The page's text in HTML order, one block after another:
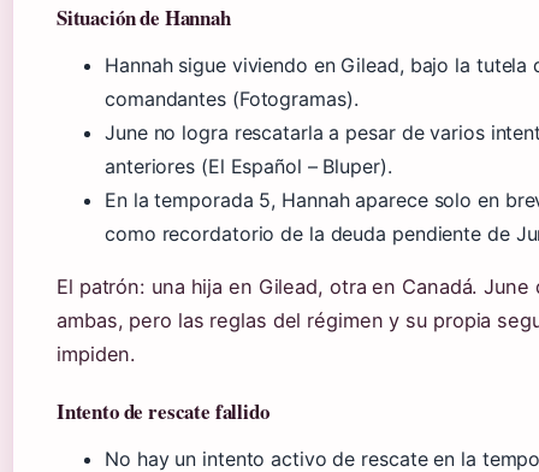
Situación de Hannah
Hannah sigue viviendo en Gilead, bajo la tutela
comandantes (Fotogramas).
June no logra rescatarla a pesar de varios
anteriores (El Español – Bluper).
En la temporada 5, Hannah aparece solo en
como recordatorio de la deuda pendiente de
El patrón: una hija en Gilead, otra en Canadá. June
ambas, pero las reglas del régimen y su propia
impiden.
Intento de rescate fallido
No hay un intento activo de rescate en la